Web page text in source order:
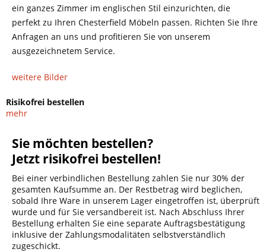
ein ganzes Zimmer im englischen Stil einzurichten, die
perfekt zu Ihren Chesterfield Möbeln passen. Richten Sie Ihre
Anfragen an uns und profitieren Sie von unserem
ausgezeichnetem Service.
weitere Bilder
Risikofrei bestellen
mehr
Sie möchten bestellen?
Jetzt risikofrei bestellen!
Bei einer verbindlichen Bestellung zahlen Sie nur 30% der
gesamten Kaufsumme an. Der Restbetrag wird beglichen,
sobald Ihre Ware in unserem Lager eingetroffen ist, überprüft
wurde und für Sie versandbereit ist. Nach Abschluss Ihrer
Bestellung erhalten Sie eine separate Auftragsbestätigung
inklusive der Zahlungsmodalitäten selbstverständlich
zugeschickt.